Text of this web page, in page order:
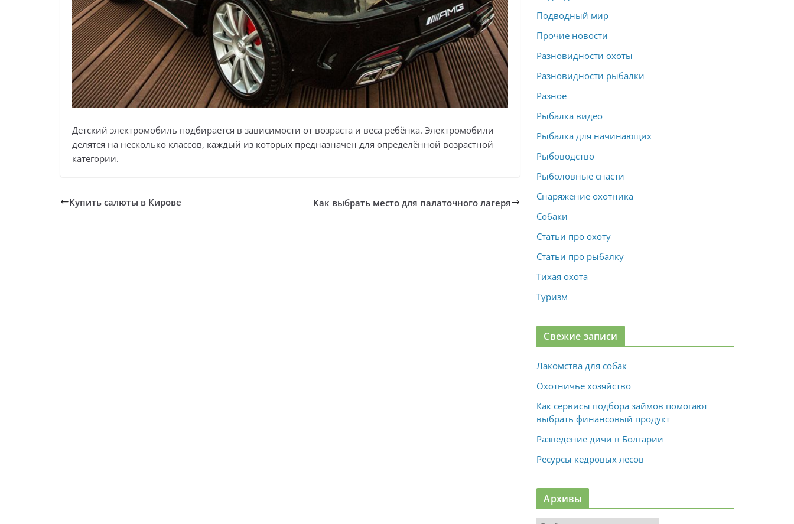
Детский электромобиль подбирается в зависимости от возраста и веса ребёнка. Электромобили
делятся на несколько классов, каждый из которых предназначен для определённой возрастной
категории.
Купить салюты в Кирове Как выбрать место для палаточного лагеря
Подводный мир
Прочие новости
Разновидности охоты
Разновидности рыбалки
Разное
Рыбалка видео
Рыбалка для начинающих
Рыбоводство
Рыболовные снасти
Снаряжение охотника
Собаки
Статьи про охоту
Статьи про рыбалку
Тихая охота
Туризм
Свежие записи
Лакомства для собак
Охотничье хозяйство
Как сервисы подбора займов помогают
выбрать финансовый продукт
Разведение дичи в Болгарии
Ресурсы кедровых лесов
Архивы